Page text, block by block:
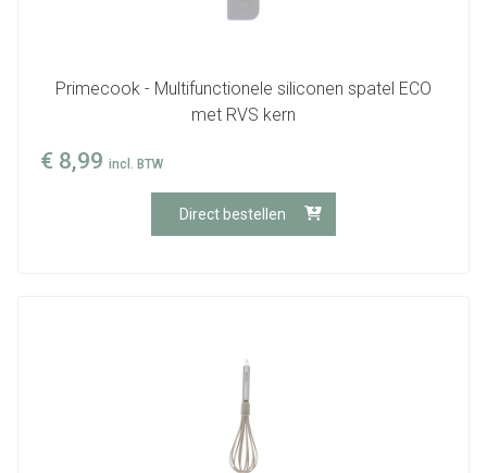
Primecook - Multifunctionele siliconen spatel ECO
met RVS kern
€ 8,99 incl. BTW
Direct bestellen